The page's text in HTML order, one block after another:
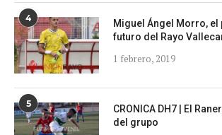
4
Miguel Ángel Morro, el
futuro del Rayo
1 febrero, 2019
5
CRONICA DH7 | El
del grupo